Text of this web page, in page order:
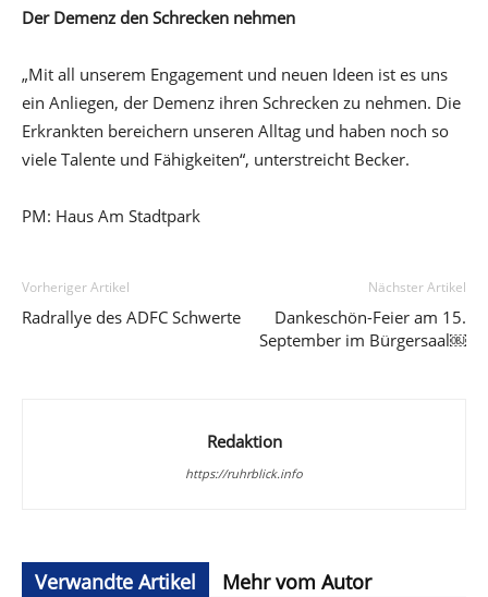
Der Demenz den Schrecken nehmen
„Mit all unserem Engagement und neuen Ideen ist es uns
ein Anliegen, der Demenz ihren Schrecken zu nehmen. Die
Erkrankten bereichern unseren Alltag und haben noch so
viele Talente und Fähigkeiten“, unterstreicht Becker.
PM: Haus Am Stadtpark
Vorheriger Artikel
Radrallye des ADFC Schwerte
Nächster Artikel
Dankeschön-Feier am 15.
September im Bürgersaal￼
Redaktion
https://ruhrblick.info
Verwandte Artikel Mehr vom Autor